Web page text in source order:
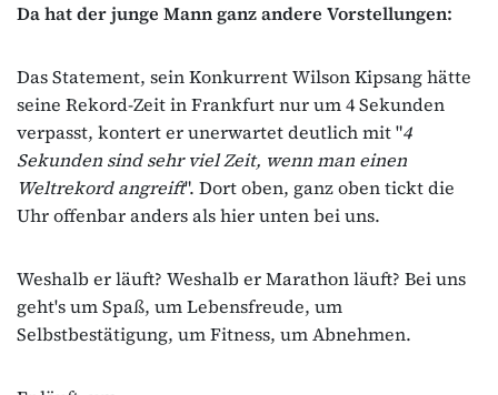
Da hat der junge Mann ganz andere Vorstellungen:
Das Statement, sein Konkurrent Wilson Kipsang hätte
seine Rekord-Zeit in Frankfurt nur um 4 Sekunden
verpasst, kontert er unerwartet deutlich mit "4
Sekunden sind sehr viel Zeit, wenn man einen
Weltrekord angreift". Dort oben, ganz oben tickt die
Uhr offenbar anders als hier unten bei uns.
Weshalb er läuft? Weshalb er Marathon läuft? Bei uns
geht's um Spaß, um Lebensfreude, um
Selbstbestätigung, um Fitness, um Abnehmen.